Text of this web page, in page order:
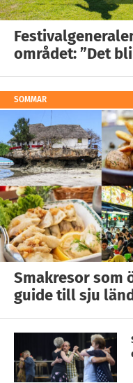
området: ”Det
SOMMAR
Smakresor som
guide till sju